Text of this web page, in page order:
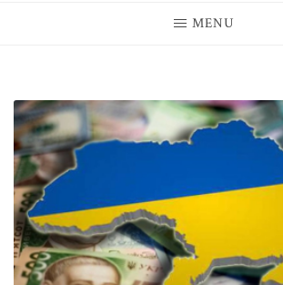
MENU